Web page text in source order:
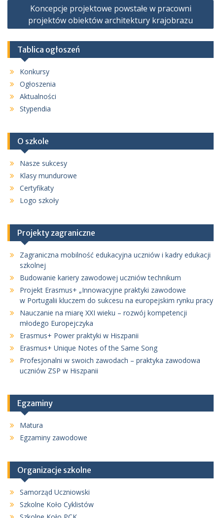
Koncepcje projektowe powstałe w pracowni
projektów obiektów architektury krajobrazu
Tablica ogłoszeń
Konkursy
Ogłoszenia
Aktualności
Stypendia
O szkole
Nasze sukcesy
Klasy mundurowe
Certyfikaty
Logo szkoły
Projekty zagraniczne
Zagraniczna mobilność edukacyjna uczniów i kadry edukacji
szkolnej
Budowanie kariery zawodowej uczniów technikum
Projekt Erasmus+ „Innowacyjne praktyki zawodowe
w Portugalii kluczem do sukcesu na europejskim rynku pracy
Nauczanie na miarę XXI wieku – rozwój kompetencji
młodego Europejczyka
Erasmus+ Power praktyki w Hiszpanii
Erasmus+ Unique Notes of the Same Song
Profesjonalni w swoich zawodach – praktyka zawodowa
uczniów ZSP w Hiszpanii
Egzaminy
Matura
Egzaminy zawodowe
Organizacje szkolne
Samorząd Uczniowski
Szkolne Koło Cyklistów